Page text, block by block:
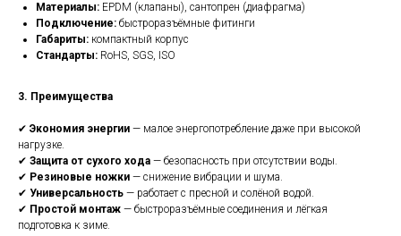
Материалы: EPDM (клапаны), сантопрен (диафрагма)
Подключение: быстроразъёмные фитинги
Габариты: компактный корпус
Стандарты: RoHS, SGS, ISO
3. Преимущества
✔ Экономия энергии — малое энергопотребление даже при высокой
нагрузке.
✔ Защита от сухого хода — безопасность при отсутствии воды.
✔ Резиновые ножки — снижение вибрации и шума.
✔ Универсальность — работает с пресной и солёной водой.
✔ Простой монтаж — быстроразъёмные соединения и лёгкая
подготовка к зиме.